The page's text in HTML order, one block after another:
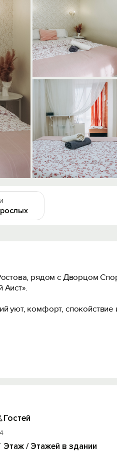
рядом с Дворцом
Аист».
уют, комфopт,
окнами и местом для
полотенца,
Гостей
4
Этаж / Этажей в здании